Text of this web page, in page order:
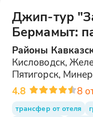
Джип-тур
Бермамыт:
Районы
Кисловодск,
Пятигорск,
4.8
8
трансфер от отеля